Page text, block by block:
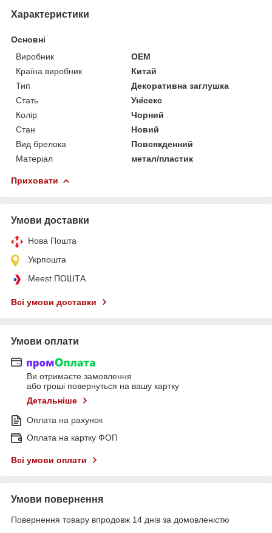
Характеристики
Основні
Виробник
OEM
Країна виробник
Китай
Тип
Декоративна заглушка
Стать
Унісекс
Колір
Чорний
Стан
Новий
Вид брелока
Повсякденний
Матеріал
метал/пластик
Приховати
Умови доставки
Нова Пошта
Укрпошта
Meest ПОШТА
Всі умови доставки
Умови оплати
Ви отримаєте замовлення
або гроші повернуться на вашу картку
Детальніше
Оплата на рахунок
Оплата на картку ФОП
Всі умови оплати
Умови повернення
Повернення товару впродовж 14 днів за домовленістю